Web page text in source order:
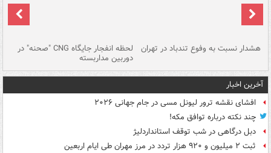
هشدار نسبت به وفوع تندباد در تهران لحظه انفجار جایگاه CNG "صحنه" در
دوربین مداربسته
آخرین اخبار
افشای نقشه ترور لیونل مسی در جام جهانی ۲۰۲۶
چند نکته درباره توافق مکه!
دبل درگاهی در شب توقف استانداردلیژ
ثبت ۲ میلیون و ۹۲۰ هزار تردد در مرز مهران طی ایام اربعین